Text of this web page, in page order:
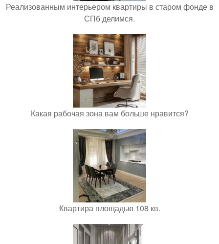
Реализованным интерьером квартиры в старом фонде в
СПб делимся.
Какая рабочая зона вам больше нравится?
Квартира площадью 108 кв.